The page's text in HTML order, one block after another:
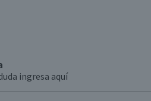
ingresa aquí